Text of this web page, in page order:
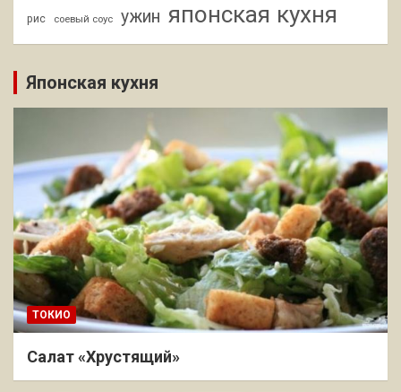
рис соевый соус ужин японская кухня
Японская кухня
ТОКИО
Салат «Хрустящий»